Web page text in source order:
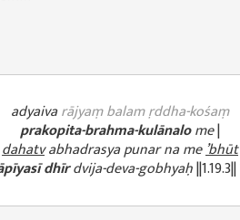
adyaivarājyaṃ balam ṛddha-kośaṃ
prakopita-brahma-kulānalome|
dahatvabhadrasya punar na me’bhūt
dhīrdvija-deva-gobhyaḥ||1.19.3||